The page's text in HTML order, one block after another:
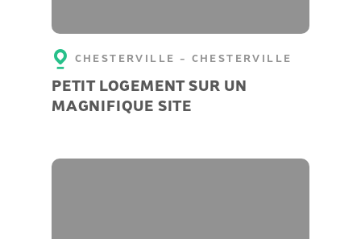
CHESTERVILLE - CHESTERVILLE
PETIT LOGEMENT SUR UN
MAGNIFIQUE SITE